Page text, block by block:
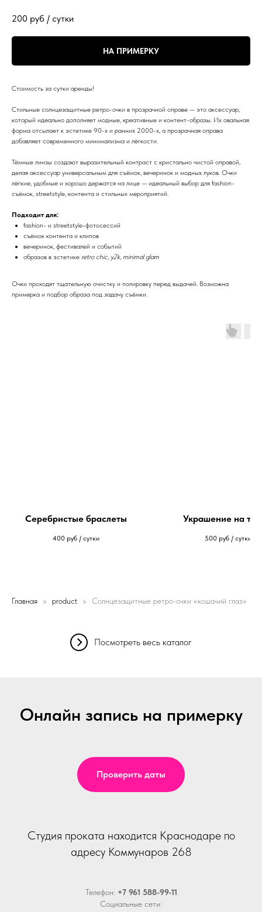
200 руб / сутки
НА ПРИМЕРКУ
Стоимость за сутки аренды!
Стильные солнцезащитные ретро-очки в прозрачной оправе — это аксессуар,
который идеально дополняет модные, креативные и контент-образы. Их овальная
форма отсылает к эстетике 90-х и ранних 2000-х, а прозрачная оправа
добавляет современного минимализма и лёгкости.
Тёмные линзы создают выразительный контраст с кристально чистой оправой,
делая аксессуар универсальным для съёмок, вечеринок и модных луков. Очки
лёгкие, удобные и хорошо держатся на лице — идеальный выбор для fashion-
съёмок, streetstyle, контента и стильных мероприятий.
Подходит для:
fashion- и streetstyle-фотосессий
съёмок контента и клипов
вечеринок, фестивалей и событий
образов в эстетике retro chic, y2k, minimal glam
Очки проходят тщательную очистку и полировку перед выдачей. Возможна
примерка и подбор образа под задачу съёмки.
Серебристые браслеты
400 руб / сутки
Украшение на
500 руб / сутки
Главная product Солнцезащитные ретро-очки «кошачий глаз»
Посмотреть весь каталог
Онлайн запись на примерку
Проверить даты
Студия проката находится Краснодаре по
адресу Коммунаров 268
Телефон: +7 961 588-99-11
Социальные сети: